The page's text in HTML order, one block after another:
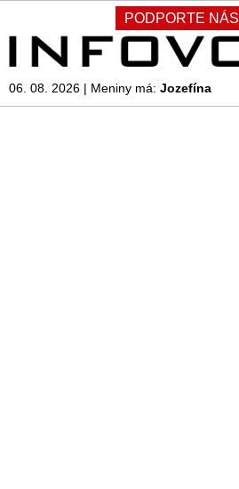
PODPORTE NÁS
06. 08. 2026 | Meniny má: Jozefína